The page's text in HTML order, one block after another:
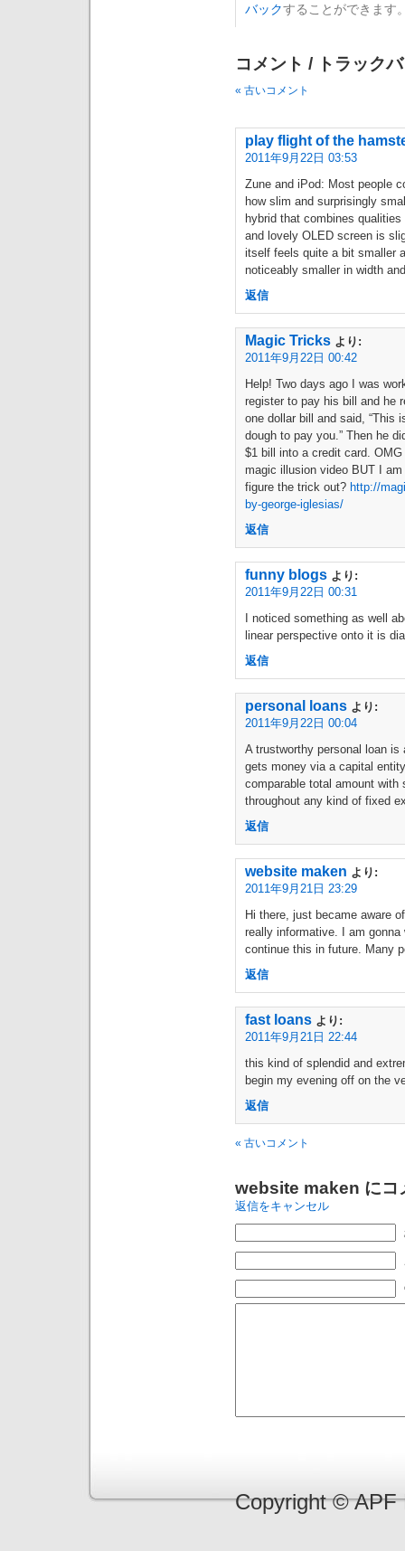
バックすることができます
コメント / トラック
« 古いコメント
play flight of the
2011年9月22日 03:53
Zune and iPod: Most people
how slim and surprisingly
hybrid that combines
and lovely OLED screen is
itself feels quite a bit smaller
noticeably smaller in width
返信
Magic Tricks より:
2011年9月22日 00:42
Help! Two days ago I was
register to pay his bill and he
one dollar bill and said, “This
dough to pay you.” Then he
$1 bill into a credit card.
magic illusion video BUT I
figure the trick out? http://
by-george-iglesias/
返信
funny blogs より:
2011年9月22日 00:31
I noticed something as well
linear perspective onto it is
返信
personal loans より:
2011年9月22日 00:04
A trustworthy personal loan
gets money via a capital
comparable total amount
throughout any kind of fixed
返信
website maken より:
2011年9月21日 23:29
Hi there, just became aware
really informative. I am
continue this in future. Many
返信
fast loans より:
2011年9月21日 22:44
this kind of splendid and
begin my evening off on the
返信
« 古いコメント
website maken にコ
返信をキャンセル
Copyright © APF